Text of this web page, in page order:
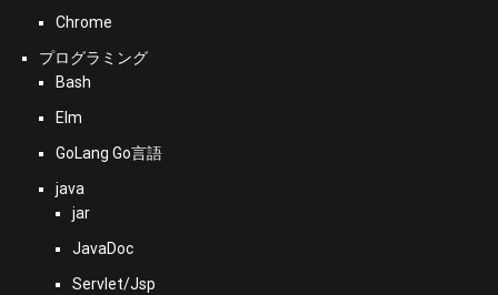
Chrome
プログラミング
Bash
Elm
GoLang Go言語
java
jar
JavaDoc
Servlet/Jsp